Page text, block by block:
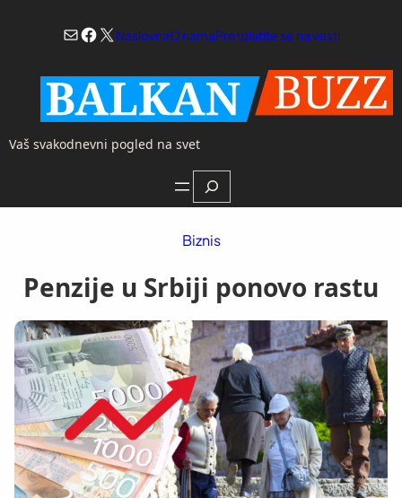
Mail
Facebook
X NaslovnaO namaPretplatite se na vesti
Vaš svakodnevni pogled na svet
Search
Biznis
Penzije u Srbiji ponovo rastu